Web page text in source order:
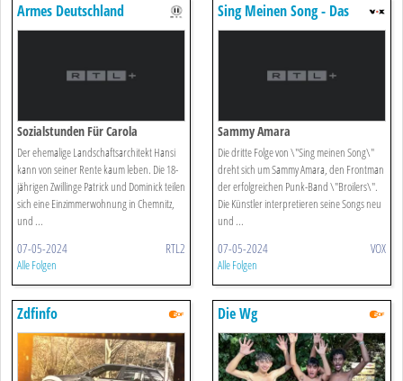
Armes Deutschland
Sozialstunden Für Carola
Der ehemalige Landschaftsarchitekt Hansi
kann von seiner Rente kaum leben. Die 18-
jährigen Zwillinge Patrick und Dominick teilen
sich eine Einzimmerwohnung in Chemnitz,
und ...
07-05-2024 RTL2
Alle Folgen
Sing Meinen Song - Das
Weihnachtskonzert
Sammy Amara
Die dritte Folge von \"Sing meinen Song\"
dreht sich um Sammy Amara, den Frontman
der erfolgreichen Punk-Band \"Broilers\".
Die Künstler interpretieren seine Songs neu
und ...
07-05-2024 VOX
Alle Folgen
Zdfinfo Die Wg